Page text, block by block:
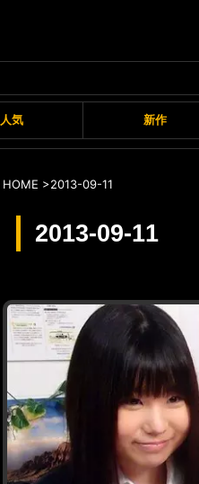
人気 新作
HOME >2013-09-11
2013-09-11